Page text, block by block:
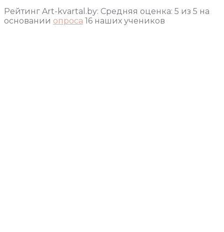
Рейтинг Art-kvartal.by: Средняя оценка: 5 из 5 на
основании опроса 16 наших учеников